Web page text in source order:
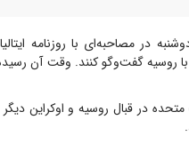
در مصاحبه‌ای با روزنامه
روسیه گفت‌و‌گو کنند. وقت آن
در قبال روسیه و اوکراین دیگر